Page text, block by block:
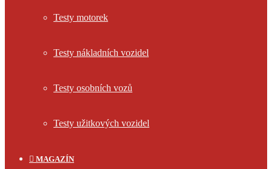
Testy motorek
Testy nákladních vozidel
Testy osobních vozů
Testy užitkových vozidel
MAGAZÍN